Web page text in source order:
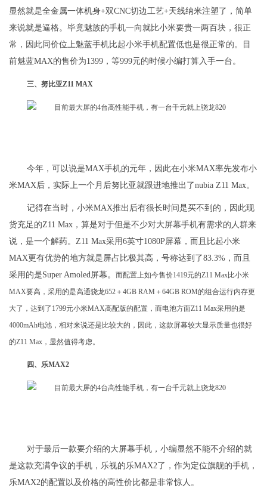
显然就是全金属一体机身+双CNC切边工艺+天线纳米注塑了，简单
来说就是逼格。毕竟魅族的手机一向就比小米要贵一两百块，很正
常，因此同价位上魅蓝手机比起小米手机配置低也是很正常的。目
前魅蓝MAX的售价为1399，等999元的时候小编打算入手一台。
三、努比亚Z11 MAX
今年，可以说是MAX手机的元年，因此在小米MAX率先发布小
米MAX后，实际上一个月后努比亚就跟进地推出了nubia Z11 Max。
记得在当时，小米MAX推出后有很长时间是买不到的，因此现
货充足的Z11 Max，算是对于但是不少对大屏幕手机有需求的人群来
说，是一个解药。Z11 Max采用6英寸1080P屏幕，而且比起小米
MAX更有优势的地方就是屏占比极其高，号称达到了83.3%，而且
采用的是Super Amoled屏幕。 而配置上如今售价1419元的Z11 Max比小米
MAX要高，采用的是高通骁龙652＋4GB RAM＋64GB ROM的组合运行内存更
大了，达到了1799元小米MAX高配版的配置，而电池方面Z11 Max采用的是
4000mAh电池，相对来说还是比较大的，因此，这款屏幕较大显示质量也很好
的Z11 Max，显然值得考虑。
四、乐MAX2
对于最后一款要介绍的大屏幕手机，小编显然不能不介绍的就
是这款充满争议的手机，乐视的乐MAX2了，作为定位旗舰的手机，
乐MAX2的配置以及价格的高性价比都是非常惊人。